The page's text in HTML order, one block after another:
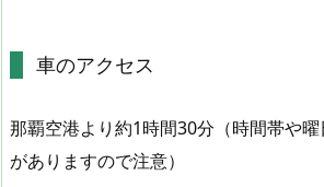
車のアクセス
那覇空港より約1時間30分（時間帯や
がありますので注意）